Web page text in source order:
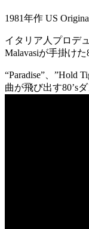
1981年作 US
イタリア人プロデ
Malavasiが手掛けた
“Paradise”、”Hold
曲が飛び出す80’s